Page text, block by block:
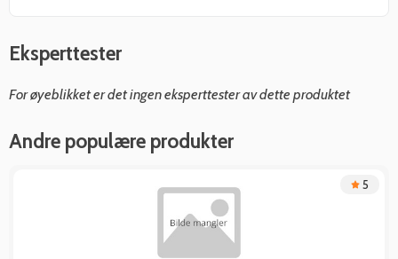
Eksperttester
For øyeblikket er det ingen eksperttester av dette produktet
Andre populære produkter
5